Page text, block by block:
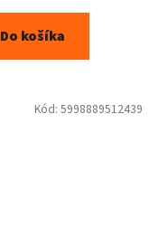
Do košíka
Kód: 5998889512439